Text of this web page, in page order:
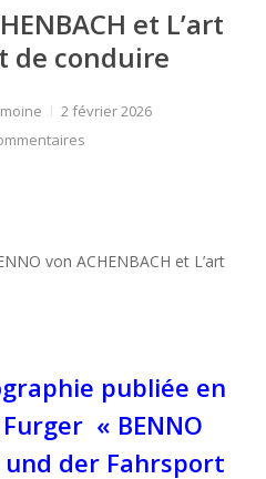
et L’art
de conduire
2 février 2026
von ACHENBACH et L’art
publiée en
« BENNO
und der Fahrsport